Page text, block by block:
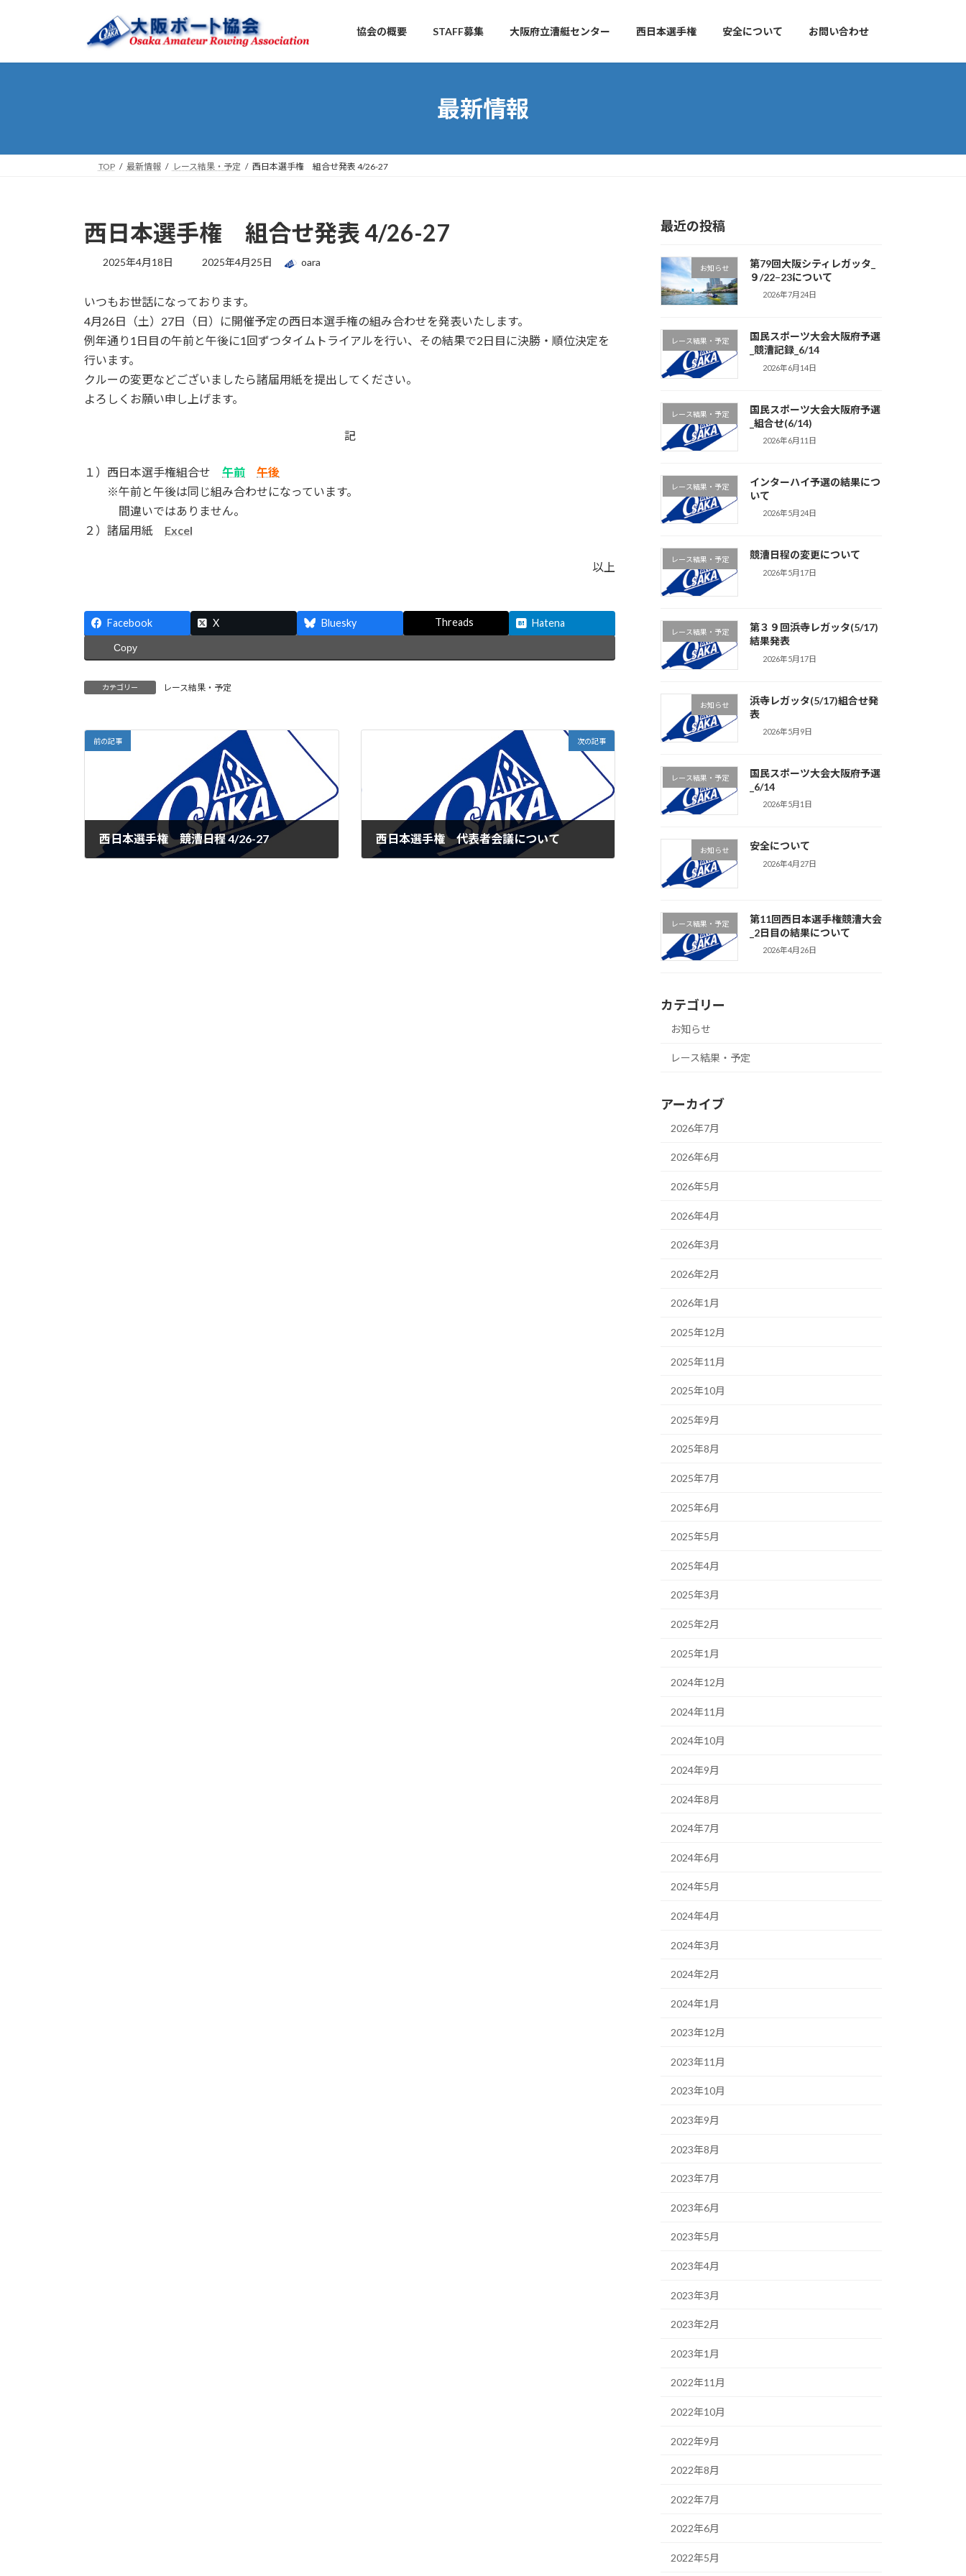
ン
ー
協会の概要 STAFF募集 大阪府立漕艇センター 西日本選手権 安全について お問い合わせ
最新情報
TOP 最新情報 レース結果・予定 西日本選手権 組合せ発表 4/26-27
西日本選手権 組合せ発表 4/26-27
2025年4月18日
最
新
日
時
:
2025年4月25日 oara
いつもお世話になっております。
4月26日（土）27日（日）に開催予定の西日本選手権の組み合わせを発表いたします。
例年通り1日目の午前と午後に1回ずつタイムトライアルを行い、その結果で2日目に決勝・順位決定を
行います。
クルーの変更などございましたら諸届用紙を提出してください。
よろしくお願い申し上げます。
記
１）西日本選手権組合せ 午前
午後
※午前と午後は同じ組み合わせになっています。
間違いではありません。
２）諸届用紙 Excel
以上
Facebook X Bluesky Threads Hatena
Copy
カテゴリー レース結果・予定
前の記事
西日本選手権 競漕日程 4/26-27
次の記事
西日本選手権 代表者会議について
最近の投稿
お知らせ
第79回大阪シティレガッタ_
９/22−23について
2026年7月24日
レース結果・予定
国民スポーツ大会大阪府予選
_競漕記録_6/14
2026年6月14日
レース結果・予定
国民スポーツ大会大阪府予選
_組合せ(6/14)
2026年6月11日
レース結果・予定
インターハイ予選の結果につ
いて
2026年5月24日
レース結果・予定 競漕日程の変更について
2026年5月17日
レース結果・予定
第３９回浜寺レガッタ(5/17)
結果発表
2026年5月17日
お知らせ
浜寺レガッタ(5/17)組合せ発
表
2026年5月9日
レース結果・予定
国民スポーツ大会大阪府予選
_6/14
2026年5月1日
お知らせ 安全について
2026年4月27日
レース結果・予定
第11回西日本選手権競漕大会
_2日目の結果について
2026年4月26日
カテゴリー
お知らせ
レース結果・予定
アーカイブ
2026年7月
2026年6月
2026年5月
2026年4月
2026年3月
2026年2月
2026年1月
2025年12月
2025年11月
2025年10月
2025年9月
2025年8月
2025年7月
2025年6月
2025年5月
2025年4月
2025年3月
2025年2月
2025年1月
2024年12月
2024年11月
2024年10月
2024年9月
2024年8月
2024年7月
2024年6月
2024年5月
2024年4月
2024年3月
2024年2月
2024年1月
2023年12月
2023年11月
2023年10月
2023年9月
2023年8月
2023年7月
2023年6月
2023年5月
2023年4月
2023年3月
2023年2月
2023年1月
2022年11月
2022年10月
2022年9月
2022年8月
2022年7月
2022年6月
2022年5月